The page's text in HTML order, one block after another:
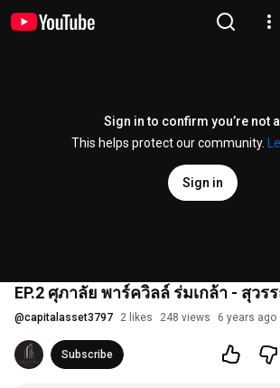
Sign in to confirm you’re not
This helps protect our community.
Sign in
EP.2 ศุภาลัย พาร์ควิลล์ ร่มเกล้า - สุว
@capitalasset3797 2 likes 248 views 6 years ago
Subscribe